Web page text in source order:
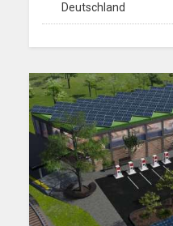
Deutschland